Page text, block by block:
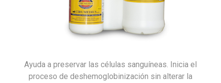
Ayuda a preservar las células sanguíneas. Inicia el
proceso de deshemoglobinización sin alterar la